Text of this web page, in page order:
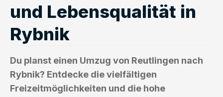
und Lebensqualität in
Rybnik
Du planst einen Umzug von Reutlingen nach
Rybnik? Entdecke die vielfältigen
Freizeitmöglichkeiten und die hohe